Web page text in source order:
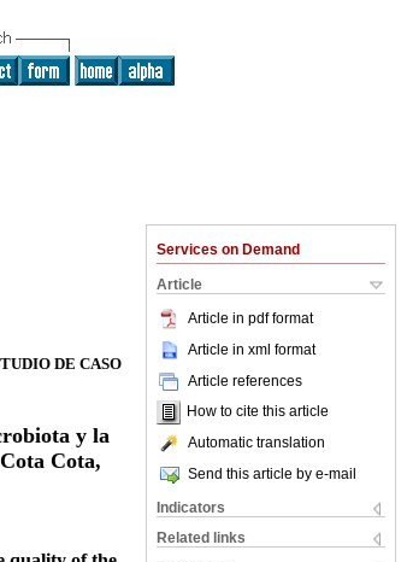
Services on Demand
Article
Article in pdf format
Article in xml format
Article references
How to cite this article
Automatic translation
Send this article by e-mail
Indicators
Related links
DE CASO
y la
Cota,